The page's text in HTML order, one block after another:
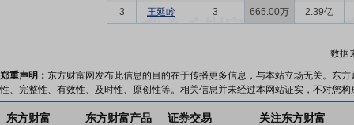
3 王延岭 3 665.00万 2.39亿
数据
郑重声明： 东方财富网发布此信息的目的在于传播更多信息，与本站立场无关。东
性、完整性、有效性、及时性、原创性等。相关信息并未经过本网站证实，不对您
东方财富 东方财富产品 证券交易 关注东方财富